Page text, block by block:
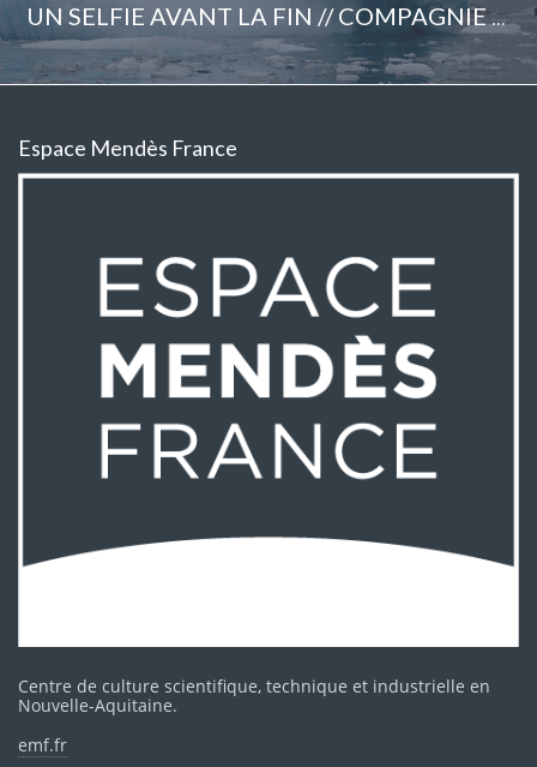
UN SELFIE AVANT LA FIN // COMPAGNIE RÊVOLANTE – PAULINE PIDOUX (FRA)
Espace Mendès France
Centre de culture scientifique, technique et industrielle en
Nouvelle-Aquitaine.
emf.fr